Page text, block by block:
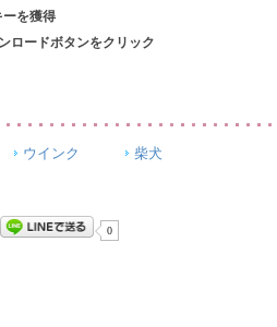
ーを獲得
ロードボタンをクリック
ウインク
柴犬
0